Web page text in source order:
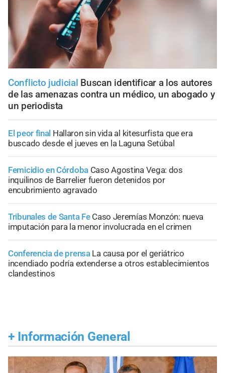
Conflicto judicial Buscan identificar a los autores
de las amenazas contra un médico, un abogado y
un periodista
El peor final Hallaron sin vida al kitesurfista que era
buscado desde el jueves en la Laguna Setúbal
Femicidio en Córdoba Caso Agostina Vega: dos
inquilinos de Barrelier fueron detenidos por
encubrimiento agravado
Tribunales de Santa Fe Caso Jeremías Monzón: nueva
imputación para la menor involucrada en el crimen
Conferencia de prensa La causa por el geriátrico
incendiado podría extenderse a otros establecimientos
clandestinos
+ Información General